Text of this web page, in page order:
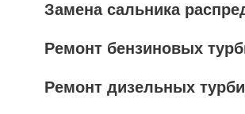
Замена сальника
Ремонт бензиновых
Ремонт дизельных